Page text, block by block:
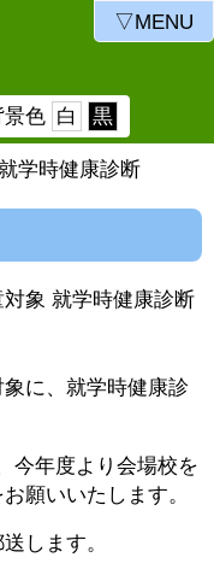
景色 白 黒
学時健康診断
象 就学時健康診断
に、就学時健康診
今年度より会場校を
願いいたします。
します。
▽MENU